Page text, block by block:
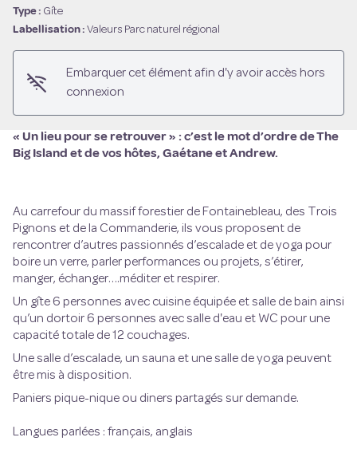
Type : Gîte
Labellisation : Valeurs Parc naturel régional
Embarquer cet élément afin d'y avoir accès hors
connexion
« Un lieu pour se retrouver » : c’est le mot d’ordre de The
Big Island et de vos hôtes, Gaétane et Andrew.
Au carrefour du massif forestier de Fontainebleau, des Trois
Pignons et de la Commanderie, ils vous proposent de
rencontrer d’autres passionnés d’escalade et de yoga pour
boire un verre, parler performances ou projets, s’étirer,
manger, échanger….méditer et respirer.
Un gîte 6 personnes avec cuisine équipée et salle de bain ainsi
qu’un dortoir 6 personnes avec salle d'eau et WC pour une
capacité totale de 12 couchages.
Une salle d’escalade, un sauna et une salle de yoga peuvent
être mis à disposition.
Paniers pique-nique ou diners partagés sur demande.
Langues parlées : français, anglais